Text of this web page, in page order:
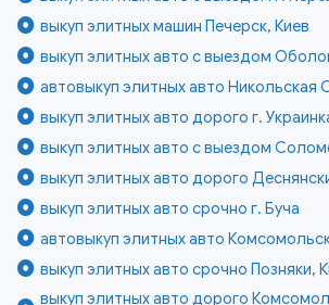
выкуп элитных машин Печерск, Киев
выкуп элитных авто с выездом
автовыкуп элитных авто Никольская
выкуп элитных авто дорого г.
выкуп элитных авто с выездом
выкуп элитных авто дорого
выкуп элитных авто срочно г. Буча
автовыкуп элитных авто
выкуп элитных авто срочно Позняки,
выкуп элитных авто дорого